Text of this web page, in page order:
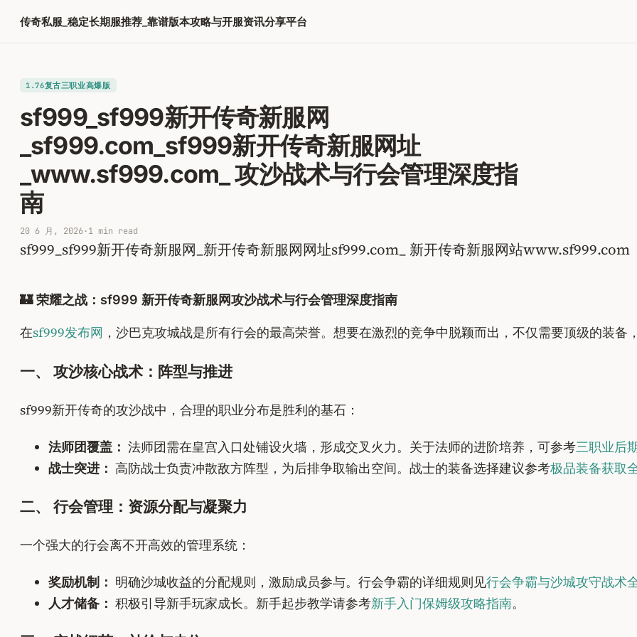
传奇私服_稳定长期服推荐_靠谱版本攻略与开服资讯分享平台
1.76复古三职业高爆版
sf999_sf999新开传奇新服网
_sf999.com_sf999新开传奇新服网址
_www.sf999.com_ 攻沙战术与行会管理深度指
南
20 6 月, 2026·1 min read
sf999_sf999新开传奇新服网_新开传奇新服网网址sf999.com_ 新开传奇新服网站www.sf999.com
🏰 荣耀之战：sf999 新开传奇新服网攻沙战术与行会管理深度指南
在sf999发布网 ，沙巴克攻城战是所有行会的最高荣誉。想要在激烈的竞争中脱颖而出，不仅需要顶级的装备
一、 攻沙核心战术：阵型与推进
sf999新开传奇的攻沙战中，合理的职业分布是胜利的基石：
法师团覆盖： 法师团需在皇宫入口处铺设火墙，形成交叉火力。关于法师的进阶培养，可参考三职业后
战士突进： 高防战士负责冲散敌方阵型，为后排争取输出空间。战士的装备选择建议参考极品装备获取
二、 行会管理：资源分配与凝聚力
一个强大的行会离不开高效的管理系统：
奖励机制： 明确沙城收益的分配规则，激励成员参与。行会争霸的详细规则见行会争霸与沙城攻守战术
人才储备： 积极引导新手玩家成长。新手起步教学请参考新手入门保姆级攻略指南。